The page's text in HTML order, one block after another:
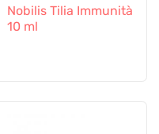
Nobilis Tilia Immunità
10 ml